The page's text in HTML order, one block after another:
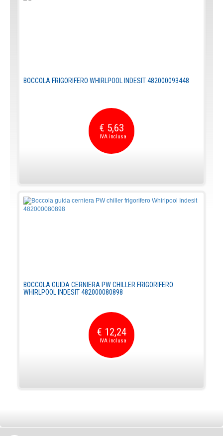
BOCCOLA FRIGORIFERO WHIRLPOOL INDESIT 482000093448
€ 5,63
BOCCOLA GUIDA CERNIERA PW CHILLER FRIGORIFERO
WHIRLPOOL INDESIT 482000080898
€ 12,24